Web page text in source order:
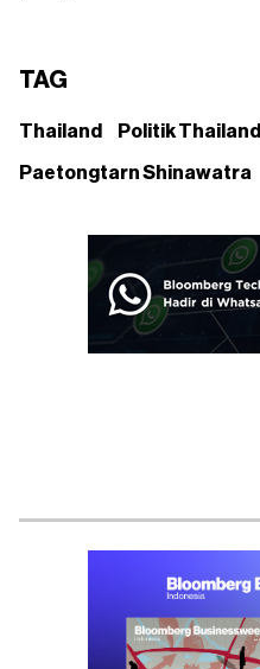
TAG
Thailand Politik Thailand
Paetongtarn Shinawatra